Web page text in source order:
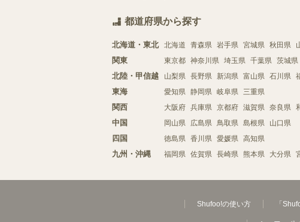
都道府県から探す
北海道・東北 北海道 青森県 岩手県 宮城県 秋田県
関東 東京都 神奈川県 埼玉県 千葉県 茨城県
北陸・甲信越 山梨県 長野県 新潟県 富山県 石川県
東海 愛知県 静岡県 岐阜県 三重県
関西 大阪府 兵庫県 京都府 滋賀県 奈良県
中国 岡山県 広島県 鳥取県 島根県 山口県
四国 徳島県 香川県 愛媛県 高知県
九州・沖縄 福岡県 佐賀県 長崎県 熊本県 大分県
Shufoo!の使い方 「